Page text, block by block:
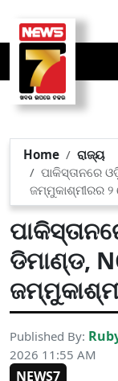
Home
ରାଜ୍ୟ
ପାକିସ୍ତାନରେ
ଜମ୍ମୁକାଶ୍ମୀରର ୨
ଡିମାଣ୍ଡ,
Published By:
2026 11:55 AM
NEWS7